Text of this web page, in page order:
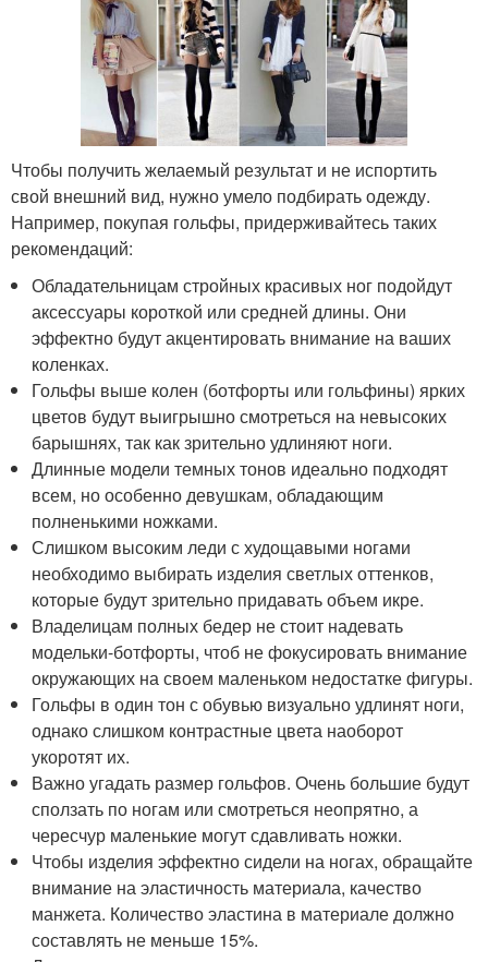
Чтобы получить желаемый результат и не испортить
свой внешний вид, нужно умело подбирать одежду.
Например, покупая гольфы, придерживайтесь таких
рекомендаций:
Обладательницам стройных красивых ног подойдут
аксессуары короткой или средней длины. Они
эффектно будут акцентировать внимание на ваших
коленках.
Гольфы выше колен (ботфорты или гольфины) ярких
цветов будут выигрышно смотреться на невысоких
барышнях, так как зрительно удлиняют ноги.
Длинные модели темных тонов идеально подходят
всем, но особенно девушкам, обладающим
полненькими ножками.
Слишком высоким леди с худощавыми ногами
необходимо выбирать изделия светлых оттенков,
которые будут зрительно придавать объем икре.
Владелицам полных бедер не стоит надевать
модельки-ботфорты, чтоб не фокусировать внимание
окружающих на своем маленьком недостатке фигуры.
Гольфы в один тон с обувью визуально удлинят ноги,
однако слишком контрастные цвета наоборот
укоротят их.
Важно угадать размер гольфов. Очень большие будут
сползать по ногам или смотреться неопрятно, а
чересчур маленькие могут сдавливать ножки.
Чтобы изделия эффектно сидели на ногах, обращайте
внимание на эластичность материала, качество
манжета. Количество эластина в материале должно
составлять не меньше 15%.